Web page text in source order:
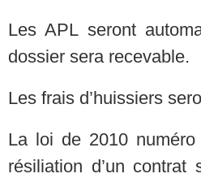
Les APL seront
dossier sera recevable.
Les frais d’huissiers
La loi de 2010 numéro
résiliation d’un contrat